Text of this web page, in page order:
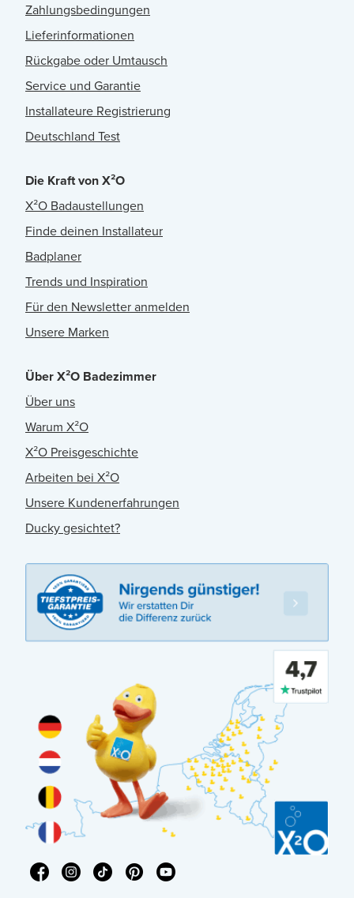
Zahlungsbedingungen
Lieferinformationen
Rückgabe oder Umtausch
Service und Garantie
Installateure Registrierung
Deutschland Test
Die Kraft von X²O
X²O Badaustellungen
Finde deinen Installateur
Badplaner
Trends und Inspiration
Für den Newsletter anmelden
Unsere Marken
Über X²O Badezimmer
Über uns
Warum X²O
X²O Preisgeschichte
Arbeiten bei X²O
Unsere Kundenerfahrungen
Ducky gesichtet?